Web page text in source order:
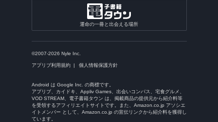
運命の一冊と出会える場所
©2007-2026 Nyle Inc.
アプリブ利用規約 個人情報保護方針
Android は Google Inc. の商標です。
アプリブ、カイドキ、Appliv Games、出会いコンパス、宅食グルメ、
VOD STREAM、電子書籍タウン は、掲載商品の提供元から紹介料等
を受領するアフィリエイトサイトです。また、Amazon.co.jp アソシエ
イトメンバー として、Amazon.co.jp の宣伝リンクから紹介料を獲得し
ています。